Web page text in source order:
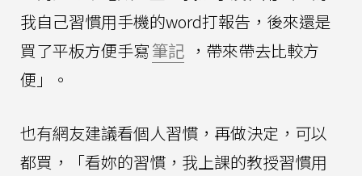
我自己習慣用手機的word打報告，後來還是
買了平板方便手寫筆記 ，帶來帶去比較方
便」。
也有網友建議看個人習慣，再做決定，可以
都買，「看妳的習慣，我上課的教授習慣用